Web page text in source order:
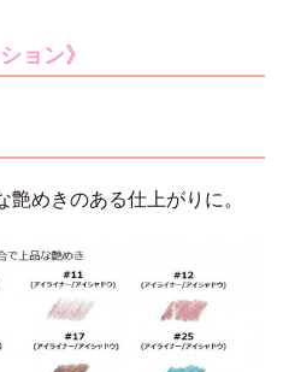
ョン》
めきのある仕上がりに。